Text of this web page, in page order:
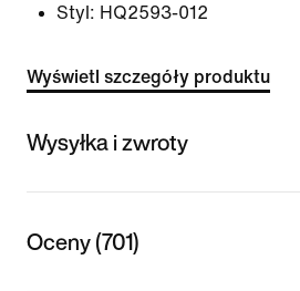
Styl: HQ2593-012
Wyświetl szczegóły produktu
Wysyłka i zwroty
Oceny (701)